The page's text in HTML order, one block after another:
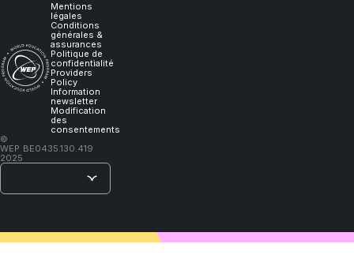
Mentions
légales
Conditions
générales &
assurances
Politique de
confidentialité
Providers
Policy
Information
newsletter
Modification
des
consentements
©
WEP
2025
BE0435.130.419
will
learn."
Lao